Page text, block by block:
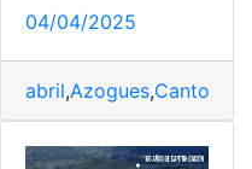
,Puerto,Quito,Tradiciones
04/04/2025
abril,Azogues,